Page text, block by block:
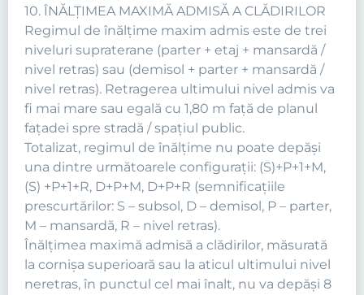
10. ÎNĂLŢIMEA MAXIMĂ ADMISĂ A CLĂDIRILOR
Regimul de înălţime maxim admis este de trei
niveluri supraterane (parter + etaj + mansardă /
nivel retras) sau (demisol + parter + mansardă /
nivel retras). Retragerea ultimului nivel admis va
fi mai mare sau egală cu 1,80 m faţă de planul
faţadei spre stradă / spaţiul public.
Totalizat, regimul de înălţime nu poate depăşi
una dintre următoarele configuraţii: (S)+P+1+M,
(S) +P+1+R, D+P+M, D+P+R (semnificaţiile
prescurtărilor: S – subsol, D – demisol, P – parter,
M – mansardă, R – nivel retras).
Înălţimea maximă admisă a clădirilor, măsurată
la cornişa superioară sau la aticul ultimului nivel
neretras, în punctul cel mai înalt, nu va depăşi 8